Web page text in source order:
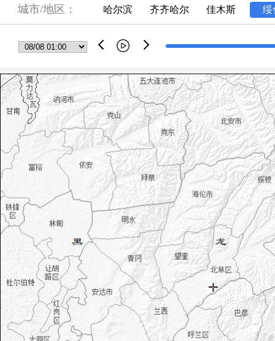
城市/地区： 哈尔滨 齐齐哈尔 佳木斯 绥